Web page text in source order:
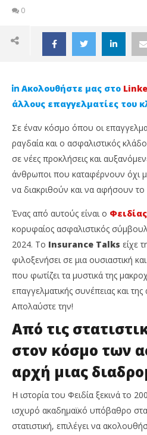
0
NOW
Από τα μαθηματικά στην
Φειδία Παπανικολάου
15
Μαΐου,
2025
Cyprus
News
Team
Ακολουθήστε μας στο
άλλους επαγγελματίες του
Σε έναν κόσμο όπου οι
ραγδαία και ο ασφαλιστικός
σε νέες προκλήσεις και
άνθρωποι που καταφέρνουν όχι
να διακριθούν και να αφήσουν
Ένας από αυτούς είναι ο
κορυφαίος ασφαλιστικός
2024. Το Insurance Talks είχε
φιλοξενήσει σε μια ουσιαστική
που φωτίζει τα μυστικά της
επαγγελματικής συνέπειας και
Απολαύστε την!
Από τις
στον κόσμο των
αρχή μιας
Η ιστορία του Φειδία ξεκινά το
ισχυρό ακαδημαϊκό υπόβαθρο στα
στατιστική, επιλέγει να